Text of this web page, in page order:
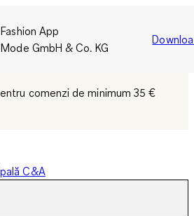
App
GmbH & Co. KG
comenzi de minimum 35 €
C&A